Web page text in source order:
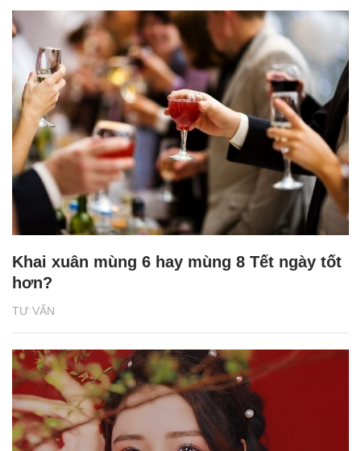
TƯ VẤN
Khai xuân mùng 6 hay mùng 8 Tết ngày tốt
hơn?